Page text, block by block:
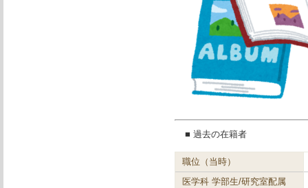
■ 過去の在籍者
職位（当時）
医学科 学部生/研究室配属